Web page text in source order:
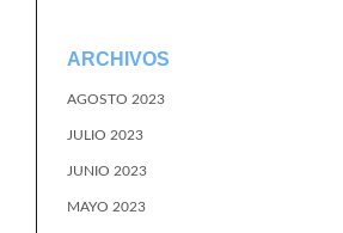
ARCHIVOS
AGOSTO 2023
JULIO 2023
JUNIO 2023
MAYO 2023